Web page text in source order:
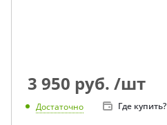
3 950 руб. /шт
Достаточно Где купить?